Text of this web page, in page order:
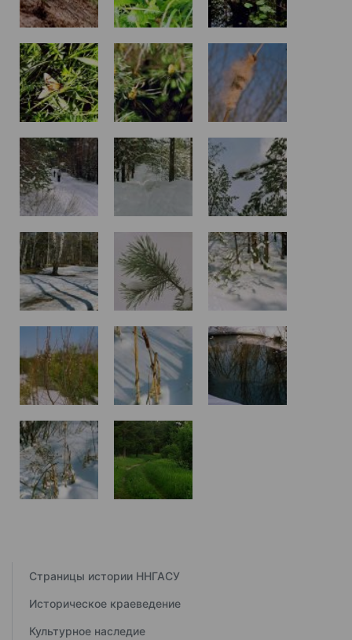
Страницы истории ННГАСУ
Историческое краеведение
Культурное наследие